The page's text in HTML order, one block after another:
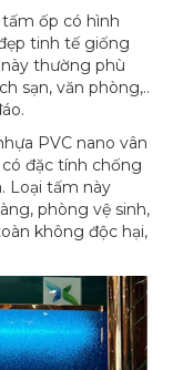
tấm ốp có hình
tinh tế giống
thường phù
sạn, văn phòng,..
PVC nano vân
đặc tính chống
Loại tấm này
phòng vệ sinh,
không độc hại,